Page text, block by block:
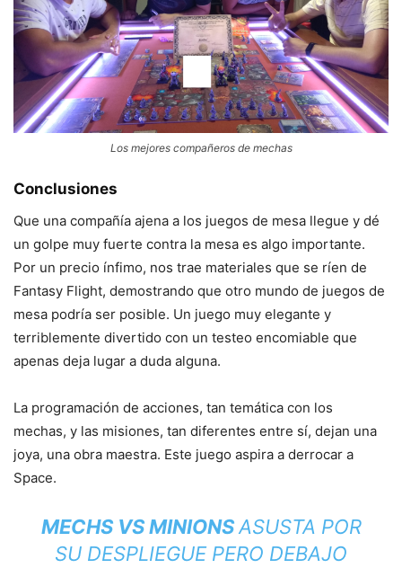
Los mejores compañeros de mechas
Conclusiones
Que una compañía ajena a los juegos de mesa llegue y dé
un golpe muy fuerte contra la mesa es algo importante.
Por un precio ínfimo, nos trae materiales que se ríen de
Fantasy Flight, demostrando que otro mundo de juegos de
mesa podría ser posible. Un juego muy elegante y
terriblemente divertido con un testeo encomiable que
apenas deja lugar a duda alguna.
La programación de acciones, tan temática con los
mechas, y las misiones, tan diferentes entre sí, dejan una
joya, una obra maestra. Este juego aspira a derrocar a
Space.
MECHS VS MINIONSASUSTA POR
SU DESPLIEGUE PERO DEBAJO